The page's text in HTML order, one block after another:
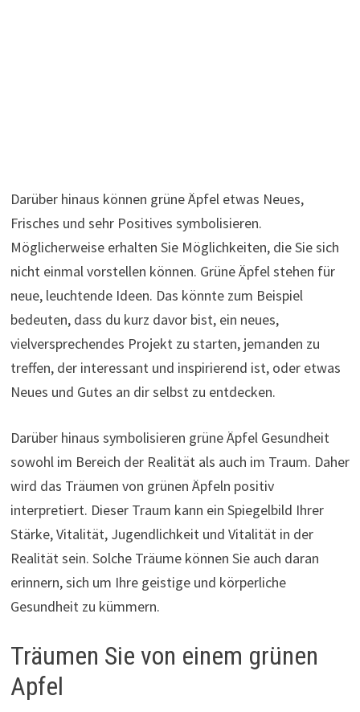
Darüber hinaus können grüne Äpfel etwas Neues,
Frisches und sehr Positives symbolisieren.
Möglicherweise erhalten Sie Möglichkeiten, die Sie sich
nicht einmal vorstellen können. Grüne Äpfel stehen für
neue, leuchtende Ideen. Das könnte zum Beispiel
bedeuten, dass du kurz davor bist, ein neues,
vielversprechendes Projekt zu starten, jemanden zu
treffen, der interessant und inspirierend ist, oder etwas
Neues und Gutes an dir selbst zu entdecken.
Darüber hinaus symbolisieren grüne Äpfel Gesundheit
sowohl im Bereich der Realität als auch im Traum. Daher
wird das Träumen von grünen Äpfeln positiv
interpretiert. Dieser Traum kann ein Spiegelbild Ihrer
Stärke, Vitalität, Jugendlichkeit und Vitalität in der
Realität sein. Solche Träume können Sie auch daran
erinnern, sich um Ihre geistige und körperliche
Gesundheit zu kümmern.
Träumen Sie von einem grünen
Apfel